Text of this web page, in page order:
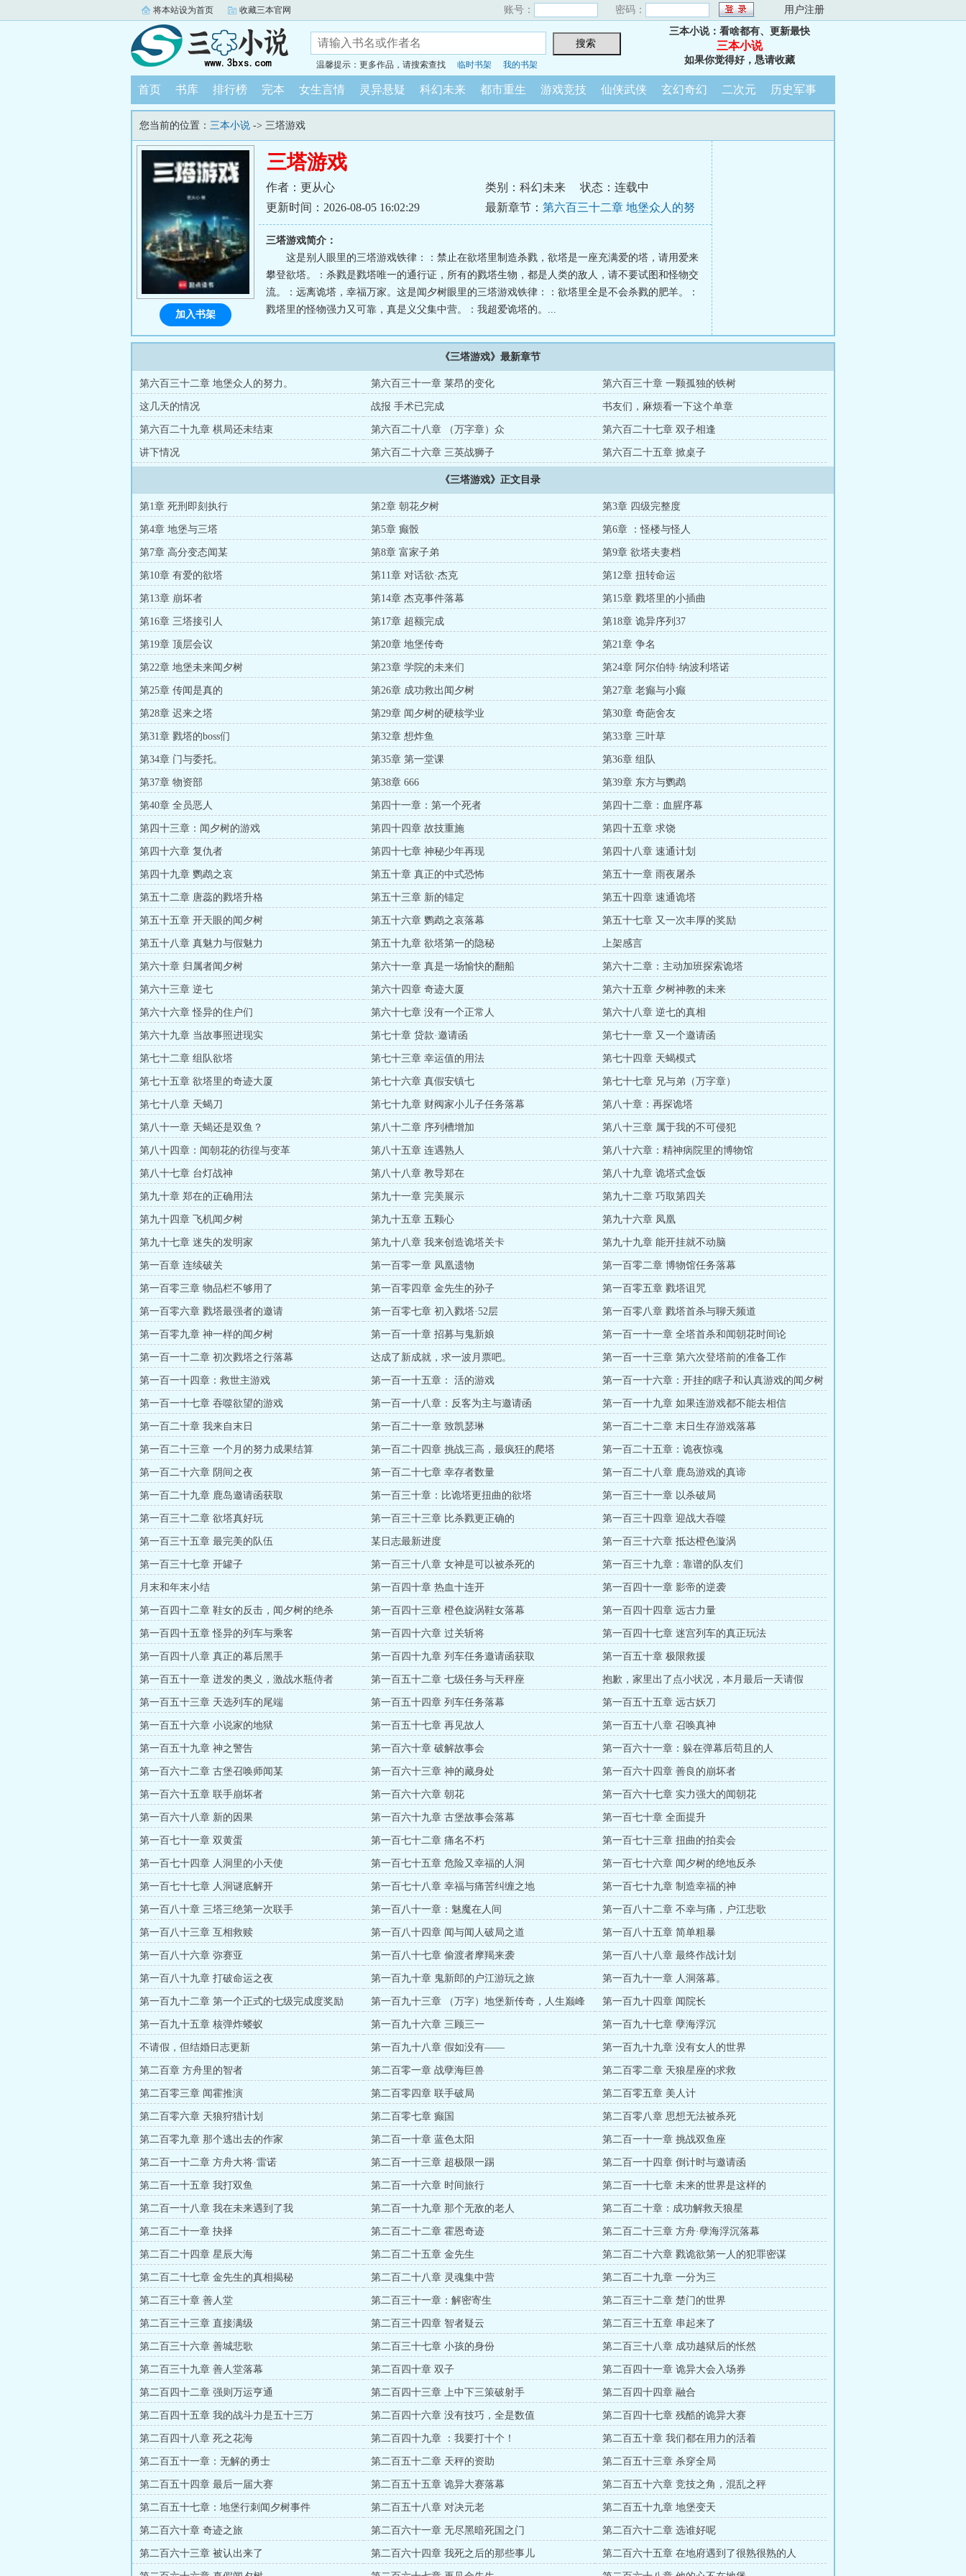
将本站设为首页 收藏三本官网 账号： 密码： 用户注册
温馨提示：更多作品，请搜索查找 临时书架 我的书架
三本小说：看啥都有、更新最快
三本小说
如果你觉得好，恳请收藏
首页 书库 排行榜 完本 女生言情 灵异悬疑 科幻未来 都市重生 游戏竞技 仙侠武侠 玄幻奇幻 二次元 历史军事
您当前的位置： 三本小说 -> 三塔游戏
三塔游戏
作者：更从心 类别：科幻未来
状态：连载中
更新时间：2026-08-05 16:02:29
最新章节： 第六百三十二章 地堡众人的努
力。
三塔游戏简介：
这是别人眼里的三塔游戏铁律：：禁止在欲塔里制造杀戮，欲塔是一座充满爱的塔，请用爱来
攀登欲塔。：杀戮是戮塔唯一的通行证，所有的戮塔生物，都是人类的敌人，请不要试图和怪物交
流。：远离诡塔，幸福万家。这是闻夕树眼里的三塔游戏铁律：：欲塔里全是不会杀戮的肥羊。：
戮塔里的怪物强力又可靠，真是义父集中营。：我超爱诡塔的。...
加入书架
《三塔游戏》最新章节
第六百三十二章 地堡众人的努力。 第六百三十一章 莱昂的变化 第六百三十章 一颗孤独的铁树
这几天的情况 战报 手术已完成 书友们，麻烦看一下这个单章
第六百二十九章 棋局还未结束 第六百二十八章 （万字章）众 第六百二十七章 双子相逢
讲下情况 第六百二十六章 三英战狮子 第六百二十五章 掀桌子
《三塔游戏》正文目录
第1章 死刑即刻执行 第2章 朝花夕树 第3章 四级完整度
第4章 地堡与三塔 第5章 癫骰 第6章 ：怪楼与怪人
第7章 高分变态闻某 第8章 富家子弟 第9章 欲塔夫妻档
第10章 有爱的欲塔 第11章 对话欲·杰克 第12章 扭转命运
第13章 崩坏者 第14章 杰克事件落幕 第15章 戮塔里的小插曲
第16章 三塔接引人 第17章 超额完成 第18章 诡异序列37
第19章 顶层会议 第20章 地堡传奇 第21章 争名
第22章 地堡未来闻夕树 第23章 学院的未来们 第24章 阿尔伯特·纳波利塔诺
第25章 传闻是真的 第26章 成功救出闻夕树 第27章 老癫与小癫
第28章 迟来之塔 第29章 闻夕树的硬核学业 第30章 奇葩舍友
第31章 戮塔的boss们 第32章 想炸鱼 第33章 三叶草
第34章 门与委托。 第35章 第一堂课 第36章 组队
第37章 物资部 第38章 666 第39章 东方与鹦鹉
第40章 全员恶人 第四十一章：第一个死者 第四十二章：血腥序幕
第四十三章：闻夕树的游戏 第四十四章 故技重施 第四十五章 求饶
第四十六章 复仇者 第四十七章 神秘少年再现 第四十八章 速通计划
第四十九章 鹦鹉之哀 第五十章 真正的中式恐怖 第五十一章 雨夜屠杀
第五十二章 唐蕊的戮塔升格 第五十三章 新的锚定 第五十四章 速通诡塔
第五十五章 开天眼的闻夕树 第五十六章 鹦鹉之哀落幕 第五十七章 又一次丰厚的奖励
第五十八章 真魅力与假魅力 第五十九章 欲塔第一的隐秘 上架感言
第六十章 归属者闻夕树 第六十一章 真是一场愉快的翻船 第六十二章：主动加班探索诡塔
第六十三章 逆七 第六十四章 奇迹大厦 第六十五章 夕树神教的未来
第六十六章 怪异的住户们 第六十七章 没有一个正常人 第六十八章 逆七的真相
第六十九章 当故事照进现实 第七十章 贷款·邀请函 第七十一章 又一个邀请函
第七十二章 组队欲塔 第七十三章 幸运值的用法 第七十四章 天蝎模式
第七十五章 欲塔里的奇迹大厦 第七十六章 真假安镇七 第七十七章 兄与弟（万字章）
第七十八章 天蝎刀 第七十九章 财阀家小儿子任务落幕 第八十章：再探诡塔
第八十一章 天蝎还是双鱼？ 第八十二章 序列槽增加 第八十三章 属于我的不可侵犯
第八十四章：闻朝花的彷徨与变革 第八十五章 连遇熟人 第八十六章：精神病院里的博物馆
第八十七章 台灯战神 第八十八章 教导郑在 第八十九章 诡塔式盒饭
第九十章 郑在的正确用法 第九十一章 完美展示 第九十二章 巧取第四关
第九十四章 飞机闻夕树 第九十五章 五颗心 第九十六章 凤凰
第九十七章 迷失的发明家 第九十八章 我来创造诡塔关卡 第九十九章 能开挂就不动脑
第一百章 连续破关 第一百零一章 凤凰遗物 第一百零二章 博物馆任务落幕
第一百零三章 物品栏不够用了 第一百零四章 金先生的孙子 第一百零五章 戮塔诅咒
第一百零六章 戮塔最强者的邀请 第一百零七章 初入戮塔·52层 第一百零八章 戮塔首杀与聊天频道
第一百零九章 神一样的闻夕树 第一百一十章 招募与鬼新娘 第一百一十一章 全塔首杀和闻朝花时间论
第一百一十二章 初次戮塔之行落幕 达成了新成就，求一波月票吧。 第一百一十三章 第六次登塔前的准备工作
第一百一十四章：救世主游戏 第一百一十五章： 活的游戏 第一百一十六章：开挂的瞎子和认真游戏的闻夕树
第一百一十七章 吞噬欲望的游戏 第一百一十八章：反客为主与邀请函 第一百一十九章 如果连游戏都不能去相信
第一百二十章 我来自末日 第一百二十一章 致凯瑟琳 第一百二十二章 末日生存游戏落幕
第一百二十三章 一个月的努力成果结算 第一百二十四章 挑战三高，最疯狂的爬塔 第一百二十五章：诡夜惊魂
第一百二十六章 阴间之夜 第一百二十七章 幸存者数量 第一百二十八章 鹿岛游戏的真谛
第一百二十九章 鹿岛邀请函获取 第一百三十章：比诡塔更扭曲的欲塔 第一百三十一章 以杀破局
第一百三十二章 欲塔真好玩 第一百三十三章 比杀戮更正确的 第一百三十四章 迎战大吞噬
第一百三十五章 最完美的队伍 某日志最新进度 第一百三十六章 抵达橙色漩涡
第一百三十七章 开罐子 第一百三十八章 女神是可以被杀死的 第一百三十九章：靠谱的队友们
月末和年末小结 第一百四十章 热血十连开 第一百四十一章 影帝的逆袭
第一百四十二章 鞋女的反击，闻夕树的绝杀 第一百四十三章 橙色旋涡鞋女落幕 第一百四十四章 远古力量
第一百四十五章 怪异的列车与乘客 第一百四十六章 过关斩将 第一百四十七章 迷宫列车的真正玩法
第一百四十八章 真正的幕后黑手 第一百四十九章 列车任务邀请函获取 第一百五十章 极限救援
第一百五十一章 迸发的奥义，激战水瓶侍者 第一百五十二章 七级任务与天秤座 抱歉，家里出了点小状况，本月最后一天请假
第一百五十三章 天选列车的尾端 第一百五十四章 列车任务落幕 第一百五十五章 远古妖刀
第一百五十六章 小说家的地狱 第一百五十七章 再见故人 第一百五十八章 召唤真神
第一百五十九章 神之警告 第一百六十章 破解故事会 第一百六十一章：躲在弹幕后苟且的人
第一百六十二章 古堡召唤师闻某 第一百六十三章 神的藏身处 第一百六十四章 善良的崩坏者
第一百六十五章 联手崩坏者 第一百六十六章 朝花 第一百六十七章 实力强大的闻朝花
第一百六十八章 新的因果 第一百六十九章 古堡故事会落幕 第一百七十章 全面提升
第一百七十一章 双黄蛋 第一百七十二章 痛名不朽 第一百七十三章 扭曲的拍卖会
第一百七十四章 人洞里的小天使 第一百七十五章 危险又幸福的人洞 第一百七十六章 闻夕树的绝地反杀
第一百七十七章 人洞谜底解开 第一百七十八章 幸福与痛苦纠缠之地 第一百七十九章 制造幸福的神
第一百八十章 三塔三绝第一次联手 第一百八十一章：魅魔在人间 第一百八十二章 不幸与痛，户江悲歌
第一百八十三章 互相救赎 第一百八十四章 闻与闻人破局之道 第一百八十五章 简单粗暴
第一百八十六章 弥赛亚 第一百八十七章 偷渡者摩羯来袭 第一百八十八章 最终作战计划
第一百八十九章 打破命运之夜 第一百九十章 鬼新郎的户江游玩之旅 第一百九十一章 人洞落幕。
第一百九十二章 第一个正式的七级完成度奖励 第一百九十三章 （万字）地堡新传奇，人生巅峰 第一百九十四章 闻院长
第一百九十五章 核弹炸蝼蚁 第一百九十六章 三顾三一 第一百九十七章 孽海浮沉
不请假，但结婚日志更新 第一百九十八章 假如没有—— 第一百九十九章 没有女人的世界
第二百章 方舟里的智者 第二百零一章 战孽海巨兽 第二百零二章 天狼星座的求救
第二百零三章 闻霍推演 第二百零四章 联手破局 第二百零五章 美人计
第二百零六章 天狼狩猎计划 第二百零七章 癫国 第二百零八章 思想无法被杀死
第二百零九章 那个逃出去的作家 第二百一十章 蓝色太阳 第二百一十一章 挑战双鱼座
第二百一十二章 方舟大将·雷诺 第二百一十三章 超极限一踢 第二百一十四章 倒计时与邀请函
第二百一十五章 我打双鱼 第二百一十六章 时间旅行 第二百一十七章 未来的世界是这样的
第二百一十八章 我在未来遇到了我 第二百一十九章 那个无敌的老人 第二百二十章：成功解救天狼星
第二百二十一章 抉择 第二百二十二章 霍恩奇迹 第二百二十三章 方舟·孽海浮沉落幕
第二百二十四章 星辰大海 第二百二十五章 金先生 第二百二十六章 戮诡欲第一人的犯罪密谋
第二百二十七章 金先生的真相揭秘 第二百二十八章 灵魂集中营 第二百二十九章 一分为三
第二百三十章 善人堂 第二百三十一章：解密寄生 第二百三十二章 楚门的世界
第二百三十三章 直接满级 第二百三十四章 智者疑云 第二百三十五章 串起来了
第二百三十六章 善城悲歌 第二百三十七章 小孩的身份 第二百三十八章 成功越狱后的怅然
第二百三十九章 善人堂落幕 第二百四十章 双子 第二百四十一章 诡异大会入场券
第二百四十二章 强则万运亨通 第二百四十三章 上中下三策破射手 第二百四十四章 融合
第二百四十五章 我的战斗力是五十三万 第二百四十六章 没有技巧，全是数值 第二百四十七章 残酷的诡异大赛
第二百四十八章 死之花海 第二百四十九章 ：我要打十个！ 第二百五十章 我们都在用力的活着
第二百五十一章：无解的勇士 第二百五十二章 天秤的资助 第二百五十三章 杀穿全局
第二百五十四章 最后一届大赛 第二百五十五章 诡异大赛落幕 第二百五十六章 竞技之角，混乱之秤
第二百五十七章：地堡行刺闻夕树事件 第二百五十八章 对决元老 第二百五十九章 地堡变天
第二百六十章 奇迹之旅 第二百六十一章 无尽黑暗死国之门 第二百六十二章 选谁好呢
第二百六十三章 被认出来了 第二百六十四章 我死之后的那些事儿 第二百六十五章 在地府遇到了很熟很熟的人